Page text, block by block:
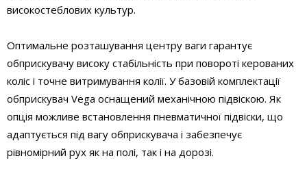
високостеблових культур.
Оптимальне розташування центру ваги гарантує
обприскувачу високу стабільність при повороті керованих
коліс і точне витримування колії. У базовій комплектації
обприскувач Vega оснащений механічною підвіскою. Як
опція можливе встановлення пневматичної підвіски, що
адаптується під вагу обприскувача і забезпечує
рівномірний рух як на полі, так і на дорозі.